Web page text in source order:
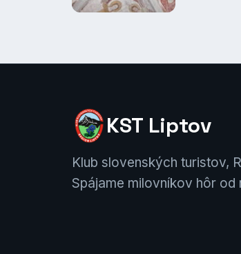
KST Liptov
Klub slovenských turistov,
Spájame milovníkov hôr od